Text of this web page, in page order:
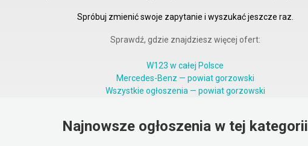
Spróbuj zmienić swoje zapytanie i wyszukać jeszcze raz.
Sprawdź, gdzie znajdziesz więcej ofert:
W123 w całej Polsce
Mercedes-Benz — powiat gorzowski
Wszystkie ogłoszenia — powiat gorzowski
Najnowsze ogłoszenia w tej kategorii